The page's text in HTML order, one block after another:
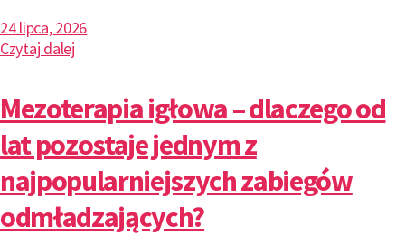
24 lipca, 2026
Czytaj dalej
Mezoterapia igłowa – dlaczego od
lat pozostaje jednym z
najpopularniejszych zabiegów
odmładzających?